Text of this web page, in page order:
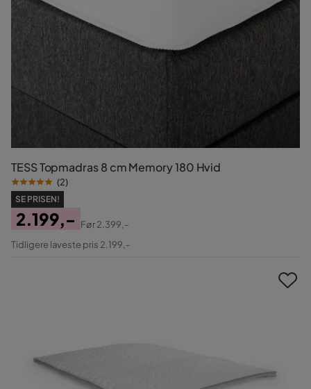
TESS Topmadras 8 cm Memory 180 Hvid
(2)
SE PRISEN!
Pris
2.199,-
Original
Før2.399,-
Tidligere laveste pris 2.199,-